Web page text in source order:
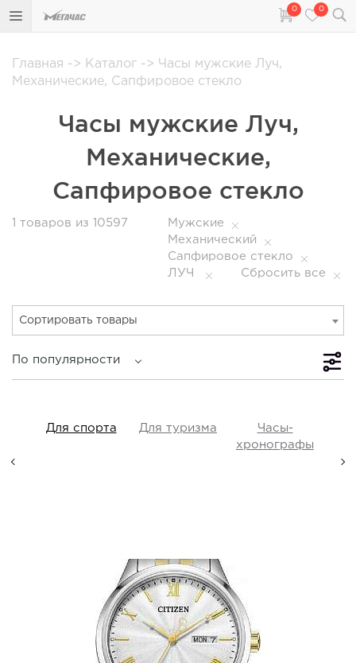
0 0
Главная -> Каталог -> Часы мужские Луч,
Механические, Сапфировое стекло
Часы мужские Луч,
Механические,
Сапфировое стекло
1 товаров из 10597
Мужские
Механический
Сапфировое стекло
ЛУЧ
Сбросить все
Сортировать товары
По популярности
Для спорта Для туризма
Часы-
хронографы
Citizen